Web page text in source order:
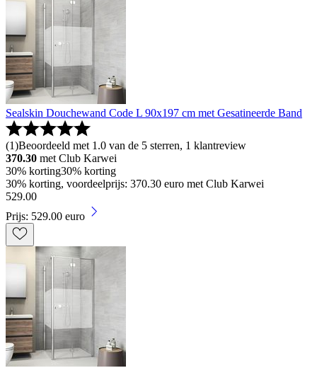
Sealskin Douchewand Code L 90x197 cm met Gesatineerde Band
(1)Beoordeeld met 1.0 van de 5 sterren, 1 klantreview
370.30 met Club Karwei
30% korting30% korting
30% korting, voordeelprijs: 370.30 euro met Club Karwei
529.00
Prijs: 529.00 euro